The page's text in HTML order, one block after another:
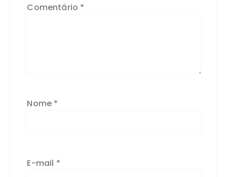
Comentário *
Nome *
E-mail *